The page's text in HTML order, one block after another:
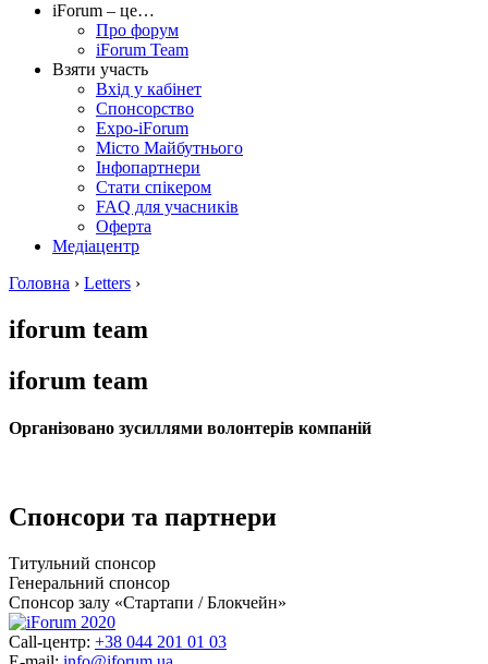
iForum – це…
Про форум
iForum Team
Взяти участь
Вхід у кабінет
Спонсорство
Expo-iForum
Місто Майбутнього
Інфопартнери
Стати спікером
FAQ для учасників
Оферта
Медіацентр
Головна › Letters ›
iforum team
iforum team
Організовано зусиллями волонтерів компаній
Спонсори та партнери
Титульний спонсор
Генеральний спонсор
Спонсор залу «Стартапи / Блокчейн»
Call-центр: +38 044 201 01 03